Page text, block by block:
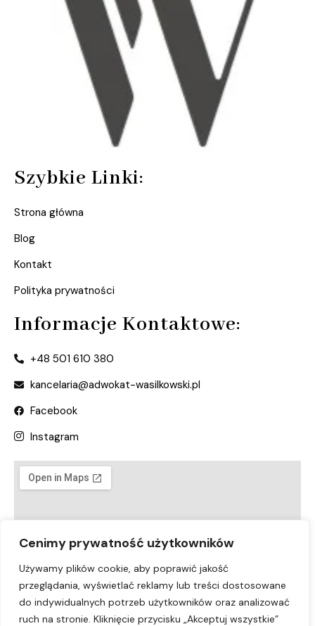
Cenimy prywatność użytkowników
Używamy plików cookie, aby poprawić jakość
przeglądania, wyświetlać reklamy lub treści dostosowane
do indywidualnych potrzeb użytkowników oraz analizować
ruch na stronie. Kliknięcie przycisku „Akceptuj wszystkie”
Szybkie Linki:
Strona główna
Blog
Kontakt
Polityka prywatności
Informacje Kontaktowe:
+48 501 610 380
kancelaria@adwokat-wasilkowski.pl
Facebook
Instagram